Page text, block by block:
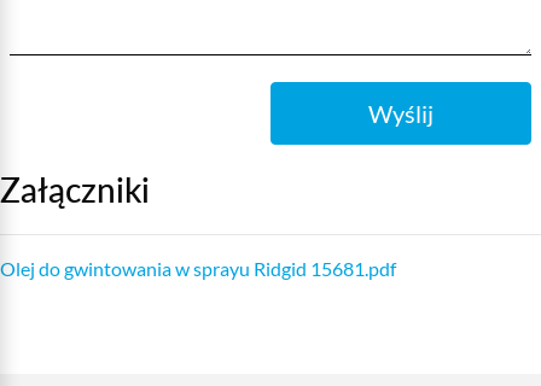
Wyślij
Załączniki
Olej do gwintowania w sprayu Ridgid 15681.pdf